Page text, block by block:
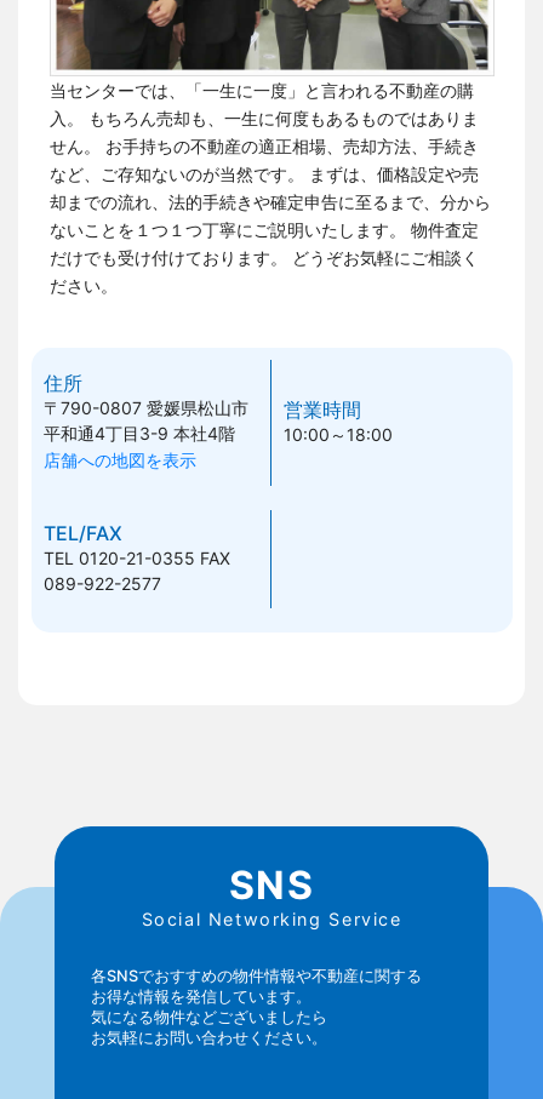
当センターでは、「一生に一度」と言われる不動産の購
入。 もちろん売却も、一生に何度もあるものではありま
せん。
お手持ちの不動産の適正相場、売却方法、手続き
など、ご存知ないのが当然です。
まずは、価格設定や売
却までの流れ、法的手続きや確定申告に至るまで、分から
ないことを１つ１つ丁寧にご説明いたします。 物件査定
だけでも受け付けております。
どうぞお気軽にご相談く
ださい。
住所
〒790-0807愛媛県松山市
平和通4丁目3-9 本社4階
店舗への地図を表示
営業時間
10:00～18:00
TEL/FAX
TEL 0120-21-0355 FAX
089-922-2577
SNS
Social Networking Service
各SNSでおすすめの物件情報や不動産に関する
お得な情報を発信しています。
気になる物件などございましたら
お気軽にお問い合わせください。